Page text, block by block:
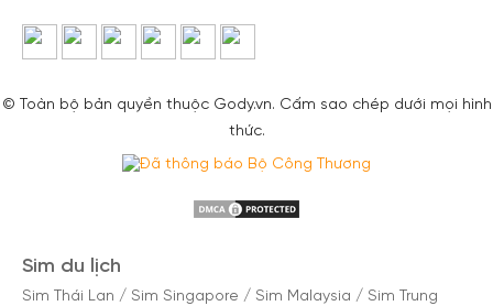
© Toàn bộ bản quyền thuộc Gody.vn. Cấm sao chép dưới mọi hình
thức.
Sim du lịch
Sim Thái Lan / Sim Singapore / Sim Malaysia / Sim Trung